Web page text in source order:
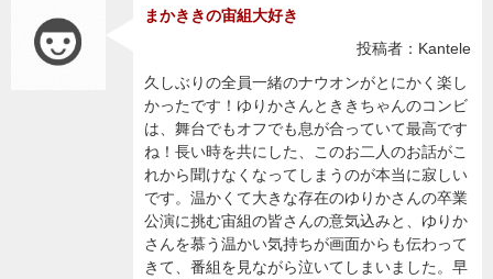
まかききの宙組大好き
投稿者：Kantele
久しぶりの全員一緒のナウオンがとにかく楽し
かったです！ゆりかさんとききちゃんのコンビ
は、舞台でもオフでも息が合っていて最高です
ね！長い時を共にした、このお二人のお話がこ
れから聞けなくなってしまうのが本当に寂しい
です。温かくて大きな存在のゆりかさんの卒業
公演に挑む宙組の皆さんの意気込みと、ゆりか
さんを慕う温かい気持ちが画面からも伝わって
きて、番組を見ながら泣いてしまいました。早